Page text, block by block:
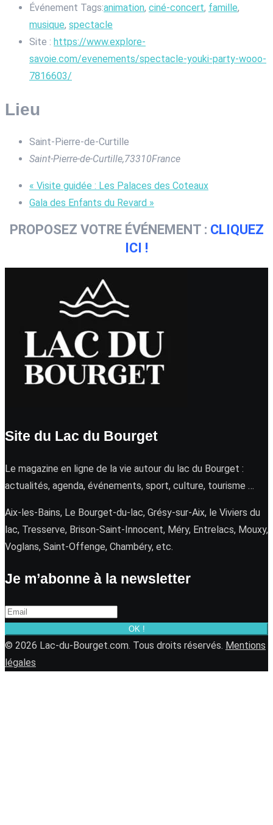
Événement Tags:animation, ciné-concert, famille,
musique, spectacle
Site : https://www.explore-
savoie.com/evenements/spectacle-youki-party-wooo-
7816603/
Lieu
Saint-Pierre-de-Curtille
Saint-Pierre-de-Curtille,73310France
« Visite guidée : Les Palaces des Coteaux
Gala des Enfants du Revard »
PROPOSEZ VOTRE ÉVÉNEMENT : CLIQUEZ
ICI !
Site du Lac du Bourget
Le magazine en ligne de la vie autour du lac du Bourget :
actualités, agenda, événements, sport, culture, tourisme …
Aix-les-Bains, Le Bourget-du-lac, Grésy-sur-Aix, le Viviers du
lac, Tresserve, Brison-Saint-Innocent, Méry, Entrelacs, Mouxy,
Voglans, Saint-Offenge, Chambéry, etc.
Je m’abonne à la newsletter
OK !
© 2026 Lac-du-Bourget.com. Tous droits réservés. Mentions
légales